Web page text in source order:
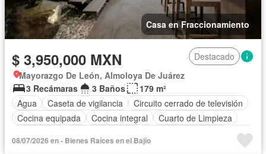
Casa en Fraccionamiento
$ 3,950,000 MXN
Destacado
Mayorazgo De León, Almoloya De Juárez
3 Recámaras
3 Baños
179 m²
Agua
Caseta de vigilancia
Circuito cerrado de televisión
Cocina equipada
Cocina integral
Cuarto de Limpieza
Wifi
Zonas verdes
Sin amueblar
08/07/2026 en - Bienes Raíces en el Bajío